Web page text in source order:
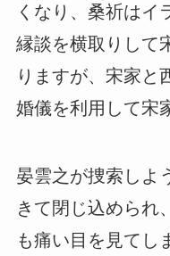
くなり、桑祈はイ
縁談を横取りして
りますが、宋家と
婚儀を利用して宋
晏雲之が捜索しよ
きて閉じ込められ
も痛い目を見てし